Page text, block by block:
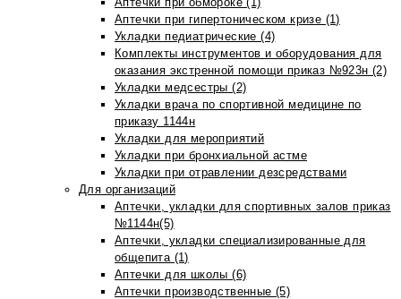
Аптечки при гипертоническом кризе (1)
Укладки педиатрические (4)
Комплекты инструментов и оборудования для
оказания экстренной помощи приказ №923н (2)
Укладки медсестры (2)
Укладки врача по спортивной медицине по
приказу 1144н
Укладки для мероприятий
Укладки при бронхиальной астме
Укладки при отравлении дезсредствами
Для организаций
Аптечки, укладки для спортивных залов приказ
№1144н(5)
Аптечки, укладки специализированные для
общепита (1)
Аптечки для школы (6)
Аптечки производственные (5)